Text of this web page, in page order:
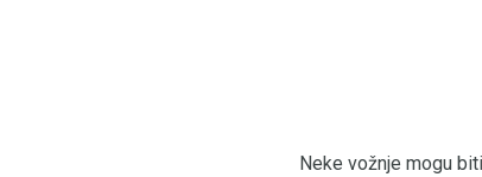
Neke vožnje mogu